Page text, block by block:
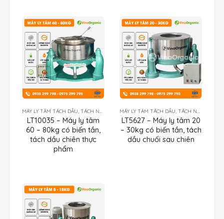
MÁY LY TÂM TÁCH DẦU, TÁCH NƯỚC
LT10035 – Máy ly tâm
60 – 80kg có biến tần,
tách dầu chiên thực
phẩm
MÁY LY TÂM TÁCH DẦU, TÁCH NƯỚC
LT5627 – Máy ly tâm 20
– 30kg có biến tần, tách
dầu chuối sau chiên